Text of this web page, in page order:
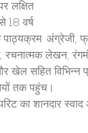
लक्षित
वर्ष
पाठ्यक्रम: अंग्रेजी,
रचनात्मक लेखन,
खेल सहित विभिन्न
तक पहुंच।
का शानदार